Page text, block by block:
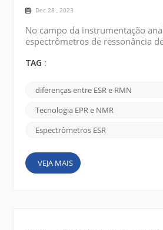
Dec 28 , 2023
No campo da instrumentação
espectrômetros de ressonância
magnética nuclear (NMR)
semelhantes, existem diferenças
as duas técnicas. Espectrômetro
Espectrômetros de ressonância
TAG :
diferenças entre ESR e RMN
Tecnologia EPR e NMR
Espectrômetros ESR
VEJA MAIS